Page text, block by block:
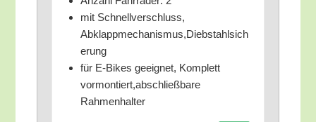
mit Schnell­ver­schluss,
Abklappmechanismus,Diebstahlsich
erung
für E‑Bikes geeig­net, Kom­plett
vormontiert,abschließbare
Rahmenhalter